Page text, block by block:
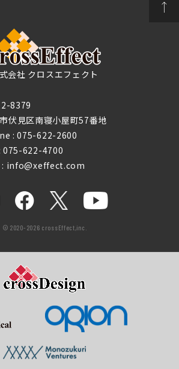
会社 クロスエフェクト
8379
伏見区南寝小屋町57番地
:075-622-2600
075-622-4700
: info@xeffect.com
© 2020-2026 crossEffect,inc.